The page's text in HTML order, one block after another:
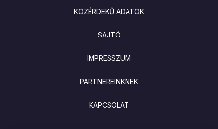
KÖZÉRDEKŰ ADATOK
SAJTÓ
IMPRESSZUM
PARTNEREINKNEK
KAPCSOLAT